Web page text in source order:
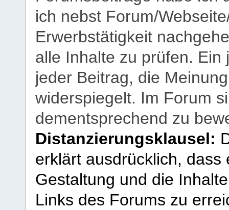
ich nebst Forum/
Erwerbstätigkeit
alle Inhalte zu prüfen.
jeder Beitrag, die
widerspiegelt. Im Forum
dementsprechend zu
Distanzierungsklausel:
erklärt ausdrücklich,
Gestaltung und die
Links des Forums zu